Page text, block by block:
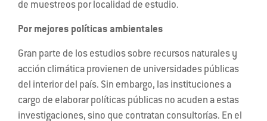
de muestreos por localidad de estudio.
Por mejores políticas ambientales
Gran parte de los estudios sobre recursos naturales y
acción climática provienen de universidades públicas
del interior del país. Sin embargo, las instituciones a
cargo de elaborar políticas públicas no acuden a estas
investigaciones, sino que contratan consultorías. En el